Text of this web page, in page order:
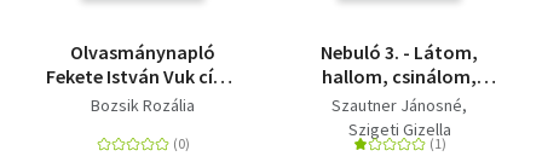
Olvasmánynapló
Fekete István Vuk című
regényéhez
Bozsik Rozália
Nebuló 3. - Látom,
hallom, csinálom,
tudom!
Képességfejlesztő
feladatgyűjtemény
Szautner Jánosné
Szigeti Gizella